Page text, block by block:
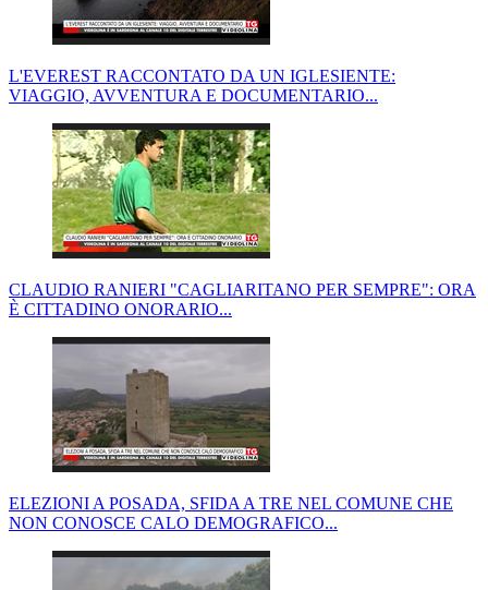
L'EVEREST RACCONTATO DA UN IGLESIENTE:
VIAGGIO, AVVENTURA E DOCUMENTARIO...
CLAUDIO RANIERI "CAGLIARITANO PER SEMPRE": ORA
È CITTADINO ONORARIO...
ELEZIONI A POSADA, SFIDA A TRE NEL COMUNE CHE
NON CONOSCE CALO DEMOGRAFICO...